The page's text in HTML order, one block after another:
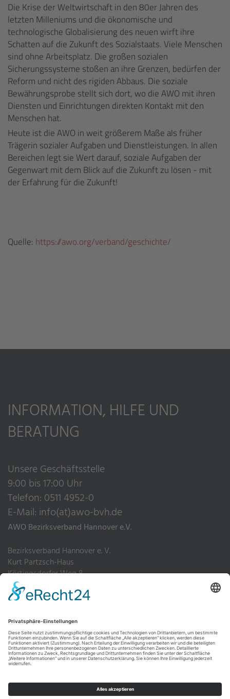
Die Krise der Weltwirtschaft in den 80er Jahren des
letzten Milleniums und die ökonomische und
technologische Globalisierung des neuen wirft ihre
Schatten auf die Zukunft des Sozialstaats. Viele Menschen
sind ohne Arbeitsplatz. Die großen sozialen
Sicherungssysteme stoßen an ihre Grenzen, bedürfen der
Reform und nicht des rigiden Abbaus. Die soziale
Bewährungsprobe stellt sich dort, wo die AWO mit ihren
Diensten und Einrichtungen direkten Kontakt mit den
Menschen hat.
Heute ist die AWO in weit größerem Maße als früher
Trägerin sozialer Aufgaben und Dienstleistungen. In allen
Bereichen legt sie Wert darauf, soziale Aufgaben der
Gegenwart mit dem Blick auf die Zukunft zu lösen - mit
der Erfahrung für die Zukunft!
Quelle: https://awo.org/verband/geschichte/
INFORMATION, HILFE UND
BERATUNG
Unsere Geschäftsstelle
9:00 bis 17:00 Uhr
Telefon: 0511 4952-0
E-Mail: info(at)awo-bvh.de
AWO Bezirksverband Hannover e.V.
Bezirksverband Hannover e. V.
Kurt Partzsch-Haus
Körtingsdorfer Weg 8
30455 Hannover
Fax: 0511 4952-200
Impressum
Datenschutz
Hinweisgebersystem